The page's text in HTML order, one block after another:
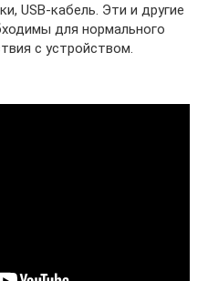
USB-кабель. Эти и другие
для нормального
с устройством.